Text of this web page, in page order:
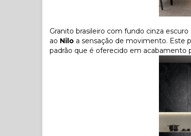
Granito brasileiro com fundo cinza
ao Nilo a sensação de movimento. Este
padrão que é oferecido em acabamento